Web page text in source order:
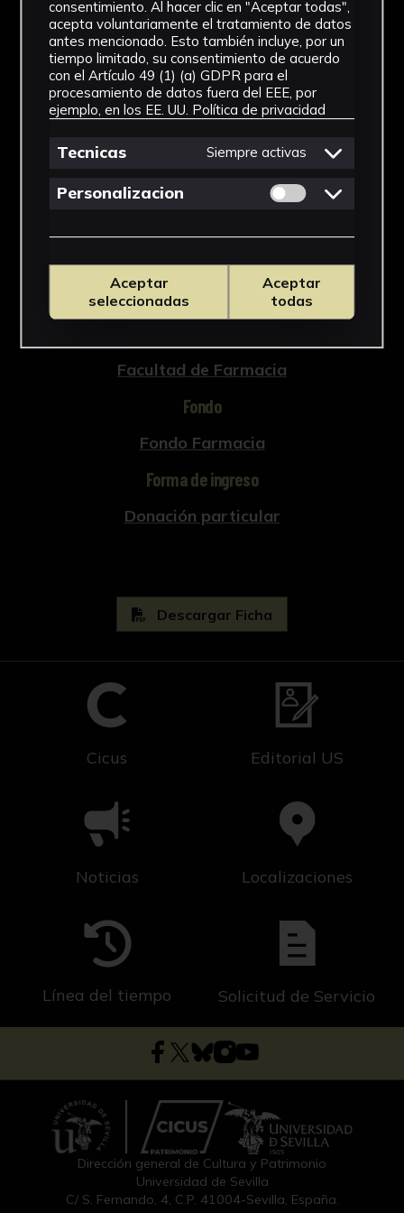
421-663, Universidad de Sevilla, 2018).
NºCatálogo
FFAR-245
Tipología
Cronología
Facultad de Farmacia
Fondo
Fondo Farmacia
Forma de ingreso
Donación particular
Descargar Ficha
Cicus Editorial US
Noticias Localizaciones
Línea del tiempo Solicitud de Servicio
Dirección general de Cultura y Patrimonio
Universidad de Sevilla
C/ S. Fernando, 4, C.P. 41004-Sevilla, España.
consentimiento. Al hacer clic en "Aceptar todas",
acepta voluntariamente el tratamiento de datos
antes mencionado. Esto también incluye, por un
tiempo limitado, su consentimiento de acuerdo
con el Artículo 49 (1) (a) GDPR para el
procesamiento de datos fuera del EEE, por
ejemplo, en los EE. UU. Política de privacidad
Tecnicas Siempre activas
Personalizacion Permitir cookies
Aceptar
seleccionadas
Aceptar
todas